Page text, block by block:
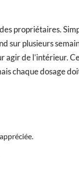
propriétaires.
sur plusieurs
agir de l’intérieur.
chaque dosage